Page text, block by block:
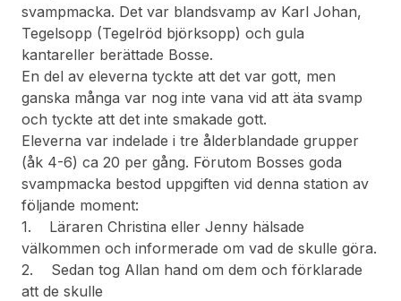
svampmacka. Det var blandsvamp av Karl Johan,
Tegelsopp (Tegelröd björksopp) och gula
kantareller berättade Bosse.
En del av eleverna tyckte att det var gott, men
ganska många var nog inte vana vid att äta svamp
och tyckte att det inte smakade gott.
Eleverna var indelade i tre ålderblandade grupper
(åk 4-6) ca 20 per gång. Förutom Bosses goda
svampmacka bestod uppgiften vid denna station av
följande moment:
1. Läraren Christina eller Jenny hälsade
välkommen och informerade om vad de skulle göra.
2. Sedan tog Allan hand om dem och förklarade
att de skulle